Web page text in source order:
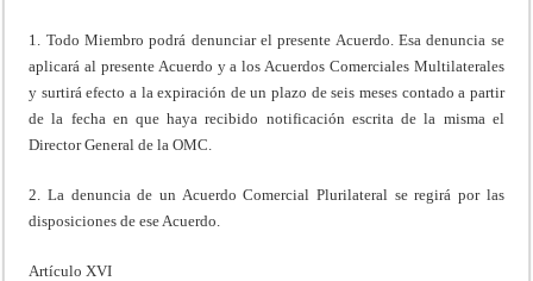
1. Todo Miembro podrá denunciar el presente Acuerdo. Esa denuncia se
aplicará al presente Acuerdo y a los Acuerdos Comerciales Multilaterales
y surtirá efecto a la expiración de un plazo de seis meses contado a partir
de la fecha en que haya recibido notificación escrita de la misma el
Director General de la OMC.
2. La denuncia de un Acuerdo Comercial Plurilateral se regirá por las
disposiciones de ese Acuerdo.
Artículo XVI